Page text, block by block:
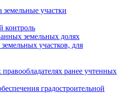
участки
контроль
земельных долях
участков, для
ранее учтенных
градостроительной